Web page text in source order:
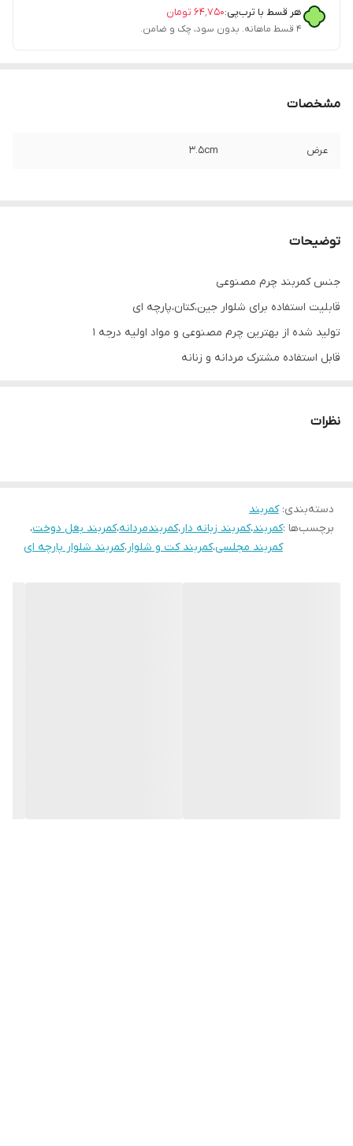
هر قسط با ترب‌پی:۶۴٬۷۵۰ تومان
۴ قسط ماهانه. بدون سود، چک و ضامن.
مشخصات
عرض ۳.۵cm
توضیحات
جنس کمربند چرم مصنوعی
قابلیت استفاده برای شلوار جین،کتان،پارچه ای
تولید شده از بهترین چرم مصنوعی و مواد اولیه درجه ۱
قابل استفاده مشترک مردانه و زنانه
نظرات
دسته‌بندی:کمربند
برچسب‌ها :کمربند،کمربند زبانه دار،کمربندمردانه،کمربند بغل دوخت،
کمربند مجلسی،کمربند کت و شلوار،کمربند شلوار پارچه ای